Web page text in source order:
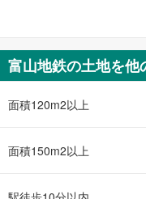
富山地鉄の土地を
面積120m2以上
面積150m2以上